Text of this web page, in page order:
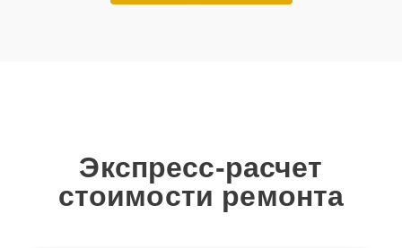
Экспресс-расчет
стоимости ремонта